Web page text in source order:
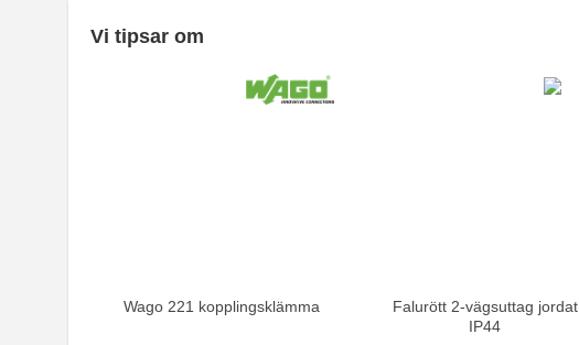
Vi tipsar om
Wago 221 kopplingsklämma
Falurött 2-vägsuttag jordat
IP44